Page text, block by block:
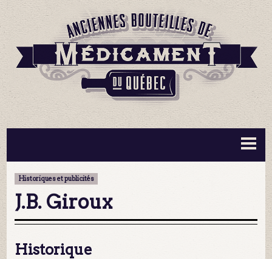
BOUTEILLES ▼
MA COLLECTION
Historiques et publicités
J.B. Giroux
Historique